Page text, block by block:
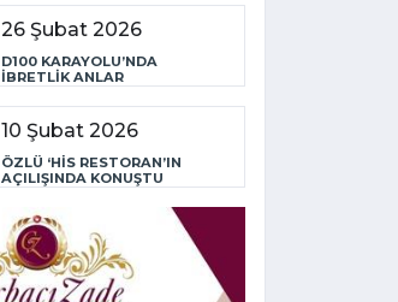
26 Şubat 2026
D100 KARAYOLU’NDA
İBRETLİK ANLAR
10 Şubat 2026
ÖZLÜ ‘HİS RESTORAN’IN
AÇILIŞINDA KONUŞTU